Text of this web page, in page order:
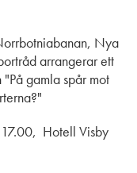
Nya
arrangerar ett
gamla spår mot
Hotell Visby